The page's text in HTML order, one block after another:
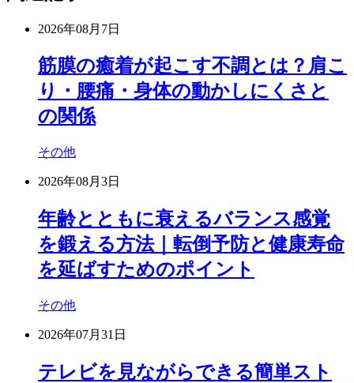
2026年08月7日
筋膜の癒着が起こす不調とは？肩こ
り・腰痛・身体の動かしにくさと
の関係
その他
2026年08月3日
年齢とともに衰えるバランス感覚
を鍛える方法｜転倒予防と健康寿命
を延ばすためのポイント
その他
2026年07月31日
テレビを見ながらできる簡単スト